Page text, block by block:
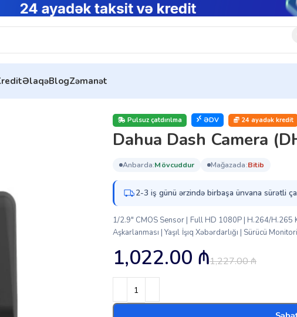
ƏlaqəBlogZəmanət
Pulsuz çatdırılma ƏDV 24 ayadək kredit
Dahua Dash Camera
anbarda: mövcuddur mağazada: bi̇ti̇b
2-3 iş günü ərzində birbaşa ünvana sürətli
1/2.9″ CMOS Sensor | Full HD 1080P | H.264/
Aşkarlanması | Yaşıl İşıq Xəbərdarlığı | Sürücü
1,227.00₼
1,022.00 ₼